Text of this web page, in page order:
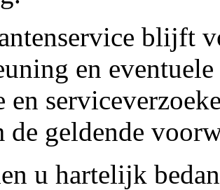
blijft
en
en
de geldende
u hartelijk